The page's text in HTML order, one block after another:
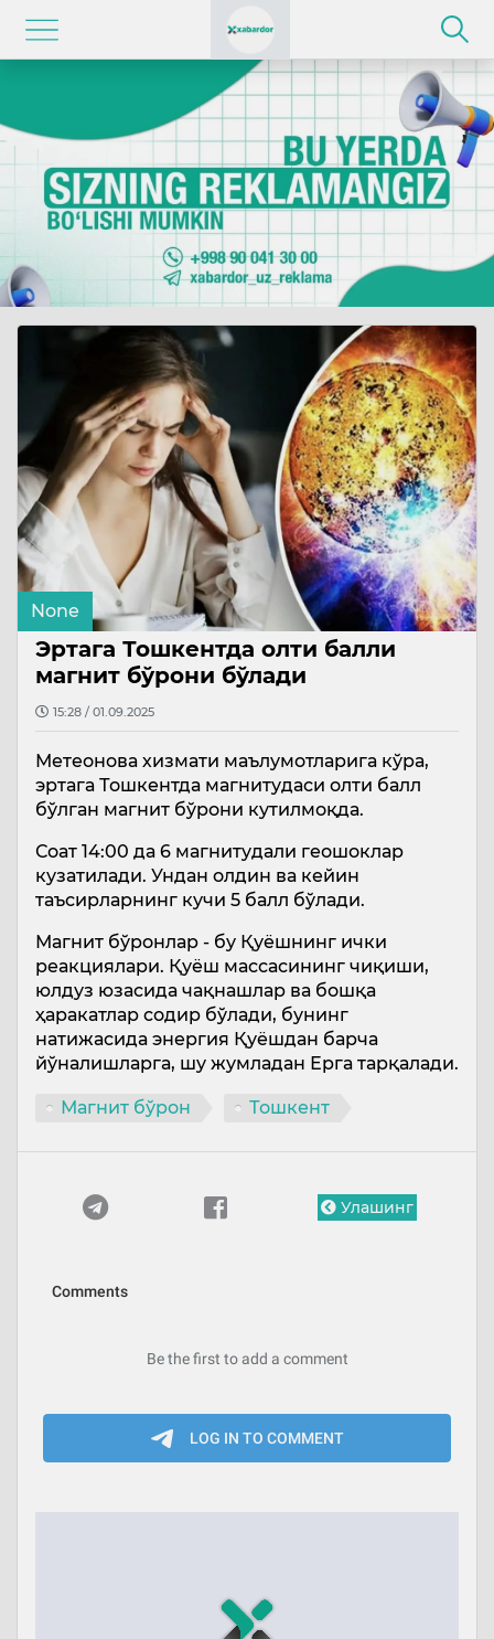
None
Эртага Тошкентда олти балли
магнит бўрони бўлади
15:28 / 01.09.2025
Метеонова хизмати маълумотларига кўра,
эртага Тошкентда магнитудаси олти балл
бўлган магнит бўрони кутилмоқда.
Соат 14:00 да 6 магнитудали геошоклар
кузатилади. Ундан олдин ва кейин
таъсирларнинг кучи 5 балл бўлади.
Магнит бўронлар - бу Қуёшнинг ички
реакциялари. Қуёш массасининг чиқиши,
юлдуз юзасида чақнашлар ва бошқа
ҳаракатлар содир бўлади, бунинг
натижасида энергия Қуёшдан барча
йўналишларга, шу жумладан Ерга тарқалади.
Магнит бўрон Тошкент
Улашинг